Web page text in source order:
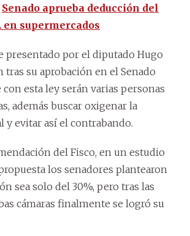
Senado aprueba deducción del
en supermercados
presentado por el diputado Hugo
tras su aprobación en el Senado
esta ley serán varias personas
además buscar oxigenar la
y evitar así el contrabando.
del Fisco, en un estudio
los senadores plantearon
sea solo del 30%, pero tras las
cámaras finalmente se logró su